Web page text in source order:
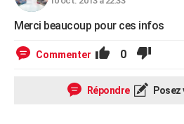
Merci beaucoup pour ces infos
Commenter 0
Répondre